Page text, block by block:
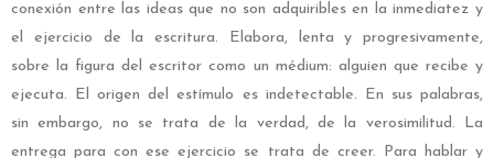
conexión entre las ideas que no son adquiribles en la inmediatez y
el ejercicio de la escritura. Elabora, lenta y progresivamente,
sobre la figura del escritor como un médium: alguien que recibe y
ejecuta. El origen del estímulo es indetectable. En sus palabras,
sin embargo, no se trata de la verdad, de la verosimilitud. La
entrega para con ese ejercicio se trata de creer. Para hablar y